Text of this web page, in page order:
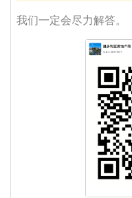
我们一定会尽力解答。